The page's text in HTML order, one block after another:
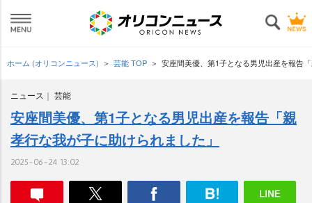
ホーム (オリコンニュース) 芸能 TOP 安座間美優、第1子となる男児出産を報告
ニュース 芸能
安座間美優、第1子となる男児出産を報告「親
孝行な我が子に助けられました」
2025-06-24 13:02